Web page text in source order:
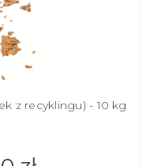
z recyklingu) - 10 kg